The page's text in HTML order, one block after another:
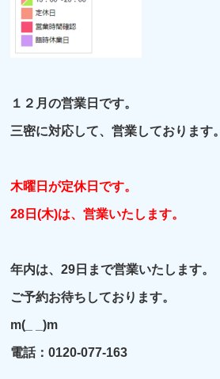
１２ 月の営業日です。
三密に対応して、営業しております。
木曜日が定休日です。
28日(木)は、営業いたします。
年内は、29日まで営業いたします。
ご予約お待ちしております。
m(_ _)m
電話：0120-077-163